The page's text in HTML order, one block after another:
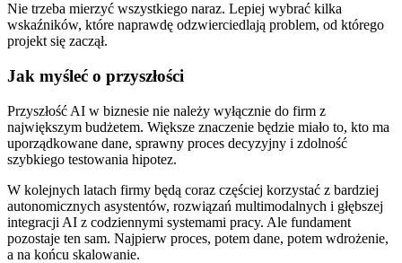
Nie trzeba mierzyć wszystkiego naraz. Lepiej wybrać kilka
wskaźników, które naprawdę odzwierciedlają problem, od którego
projekt się zaczął.
Jak myśleć o przyszłości
Przyszłość AI w biznesie nie należy wyłącznie do firm z
największym budżetem. Większe znaczenie będzie miało to, kto ma
uporządkowane dane, sprawny proces decyzyjny i zdolność
szybkiego testowania hipotez.
W kolejnych latach firmy będą coraz częściej korzystać z bardziej
autonomicznych asystentów, rozwiązań multimodalnych i głębszej
integracji AI z codziennymi systemami pracy. Ale fundament
pozostaje ten sam. Najpierw proces, potem dane, potem wdrożenie,
a na końcu skalowanie.